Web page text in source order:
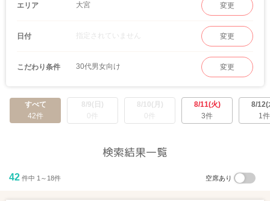
エリア 大宮 変更
日付 指定されていません 変更
こだわり条件 30代男女向け 変更
すべて
42件
8/9(日)
0件
8/10(月)
0件
8/11(火)
3件
8/12(
1件
検索結果一覧
42 件中 1～18件 空席あり